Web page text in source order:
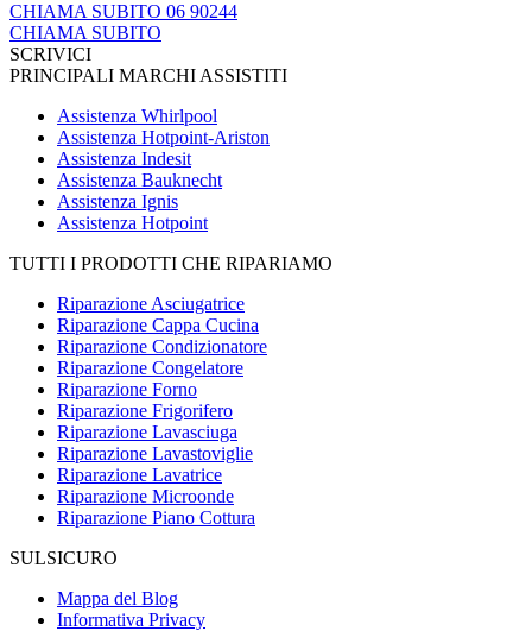
CHIAMA SUBITO 06 90244
CHIAMA SUBITO
SCRIVICI
PRINCIPALI MARCHI ASSISTITI
Assistenza Whirlpool
Assistenza Hotpoint-Ariston
Assistenza Indesit
Assistenza Bauknecht
Assistenza Ignis
Assistenza Hotpoint
TUTTI I PRODOTTI CHE RIPARIAMO
Riparazione Asciugatrice
Riparazione Cappa Cucina
Riparazione Condizionatore
Riparazione Congelatore
Riparazione Forno
Riparazione Frigorifero
Riparazione Lavasciuga
Riparazione Lavastoviglie
Riparazione Lavatrice
Riparazione Microonde
Riparazione Piano Cottura
SULSICURO
Mappa del Blog
Informativa Privacy